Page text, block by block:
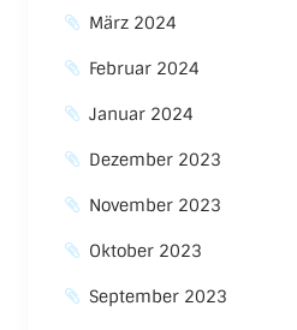
März 2024
Februar 2024
Januar 2024
Dezember 2023
November 2023
Oktober 2023
September 2023